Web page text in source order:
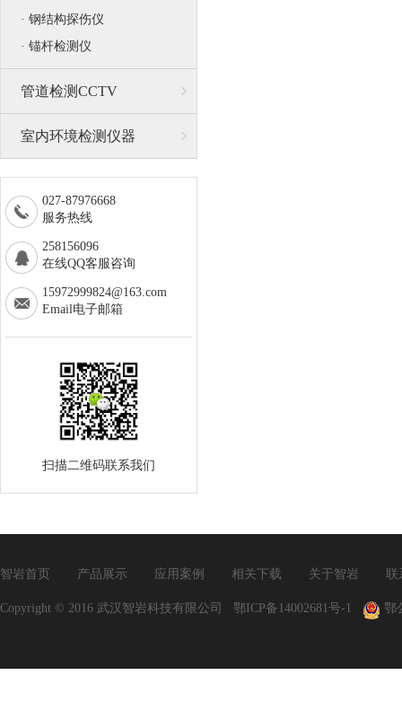
· 钢结构探伤仪
· 锚杆检测仪
管道检测CCTV
室内环境检测仪器
027-87976668
服务热线
258156096
在线QQ客服咨询
15972999824@163.com
Email电子邮箱
扫描二维码联系我们
智岩首页 产品展示 应用案例 相关下载 关于智岩 联
Copyright © 2016 武汉智岩科技有限公司 鄂ICP备14002681号-1 鄂